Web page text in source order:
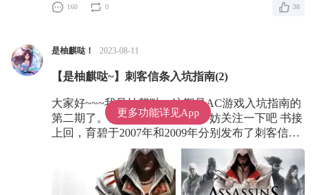
160 0 38
是柚麒哒！ 2023-08-11
【是柚麒哒~】刺客信条入坑指南(2)
大家好~~~我是柚麒哒。这期是AC游戏入坑指南的
第二期了。谢谢各位的支持！不妨关注一下吧 书接
上回，育碧于2007年和2009年分别发布了刺客信条
1和刺客信条2这两部育碧生涯中的“里程碑游戏”。
为育碧带来了几千万的销量，正式开启了刺客信条
这一在广大玩家中流传的经典IP。 育碧吸取了玩家
们对前两作的建议，最后推出了刺客信条兄弟会–
更多功能详见App